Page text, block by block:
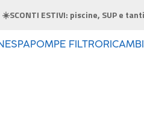
SPAPOMPE FILTRORICAMBI